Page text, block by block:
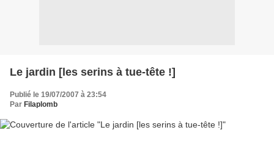
Le jardin [les serins à tue-tête !]
Publié le 19/07/2007 à 23:54
Par Filaplomb